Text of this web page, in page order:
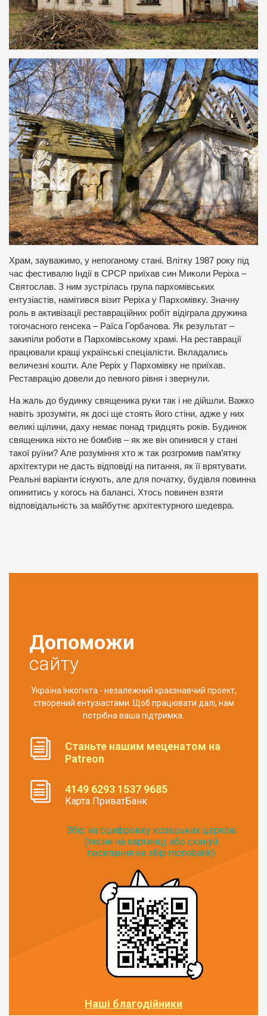
Храм, зауважимо, у непоганому стані. Влітку 1987 року під
час фестивалю Індії в СРСР приїхав син Миколи Реріха –
Святослав. З ним зустрілась група пархомівських
ентузіастів, намітився візит Реріха у Пархомівку. Значну
роль в активізації реставраційних робіт відіграла дружина
тогочасного генсека – Раїса Горбачова. Як результат –
закипіли роботи в Пархомівському храмі. На реставрації
працювали кращі українські спеціалісти. Вкладались
величезні кошти. Але Реріх у Пархомівку не приїхав.
Реставрацію довели до певного рівня і звернули.
На жаль до будинку священика руки так і не дійшли. Важко
навіть зрозуміти, як досі ще стоять його стіни, адже у них
великі щілини, даху немає понад тридцять років. Будинок
священика ніхто не бомбив – як же він опинився у стані
такої руїни? Але розуміння хто ж так розгромив пам’ятку
архітектури не дасть відповіді на питання, як її врятувати.
Реальні варіанти існують, але для початку, будівля повинна
опинитись у когось на балансі. Хтось повинен взяти
відповідальність за майбутнє архітектурного шедевра.
Допоможи
сайту
Україна Інкогніта - незалежний краєзнавчий проект,
створений ентузіастами. Щоб працювати далі, нам
потрібна ваша підтримка.
Станьте нашим меценатом на
Patreon
4149 6293 1537 9685
Карта ПриватБанк
Збір на оцифровку козацьких церков
(тисни на картинці, або скануй
посилання на збір monobank):
Наші благодійники